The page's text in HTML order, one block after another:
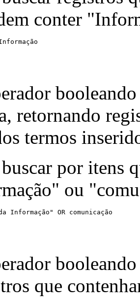
conter
retornando
termos
por itens
ou
Informação" OR comunicação
que